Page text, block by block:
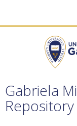
Gabriela
Repository